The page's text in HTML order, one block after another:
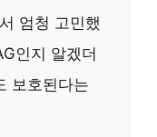
엄청 고민했
인지 알겠더
보호된다는